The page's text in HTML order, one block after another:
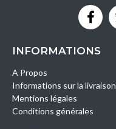
INFORMATIONS
A Propos
Informations sur la livraison
Mentions légales
Conditions générales